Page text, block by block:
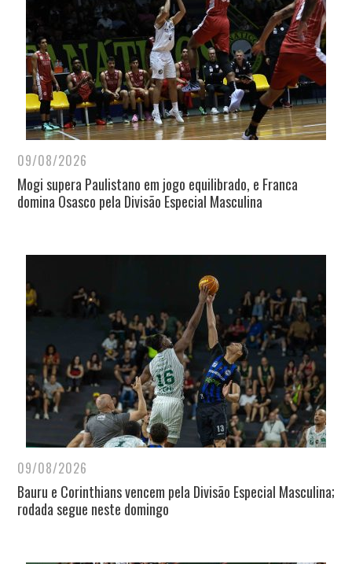
09/08/2026
Mogi supera Paulistano em jogo equilibrado, e Franca
domina Osasco pela Divisão Especial Masculina
09/08/2026
Bauru e Corinthians vencem pela Divisão Especial Masculina;
rodada segue neste domingo